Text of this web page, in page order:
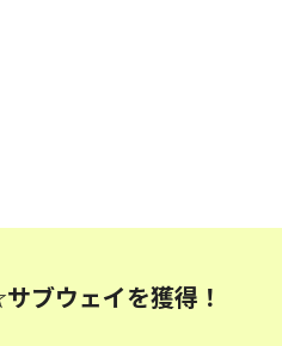
ブウェイを獲得！